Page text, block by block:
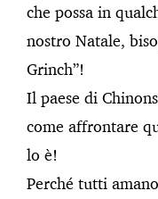
che possa in
nostro Natale,
Grinch”!
Il paese di
come affrontare
lo è!
Perché tutti